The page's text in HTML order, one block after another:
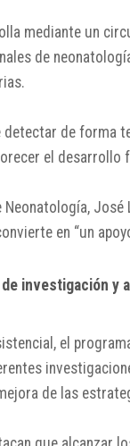
mediante un
de
detectar de forma
el desarrollo
Neonatología, José
en “un
investigación y
el
de las